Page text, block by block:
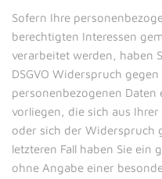
Sofern Ihre
berechtigten Interessen
verarbeitet werden, haben
DSGVO Widerspruch
personenbezogenen
vorliegen, die sich aus
oder sich der Widerspruch
letzteren Fall haben Sie ein
ohne Angabe einer